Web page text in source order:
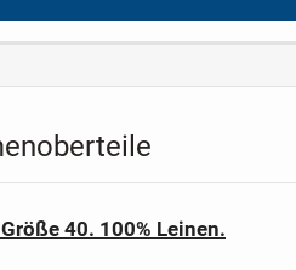
40. 100% Leinen.